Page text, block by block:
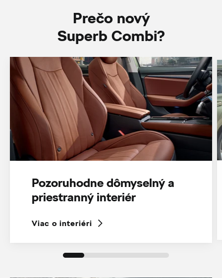
Prečo nový
Superb Combi?
Pozoruhodne dômyselný a
priestranný interiér
Viac o interiéri